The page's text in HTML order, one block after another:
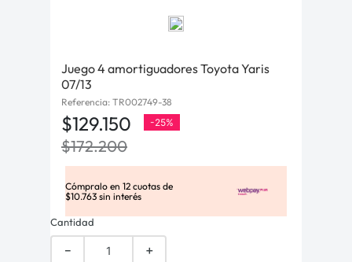
Juego 4 amortiguadores Toyota Yaris
07/13
Referencia: TR002749-38
$129.150 -25%
$172.200
Cómpralo en 12 cuotas de
$10.763 sin interés
Cantidad
＋
－